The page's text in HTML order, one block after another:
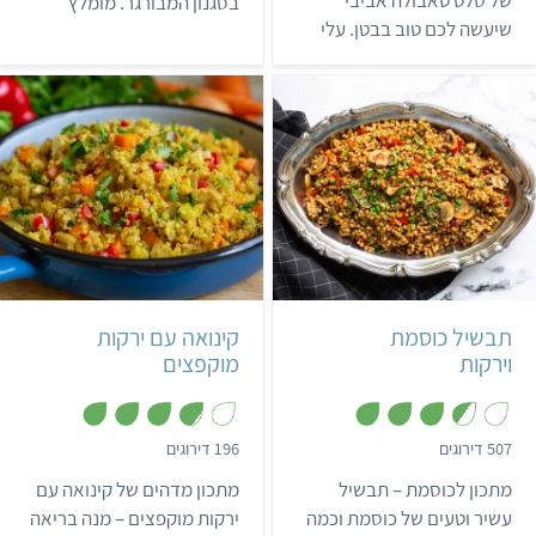
ת
ו
שיעשה לכם טוב בבטן. עלי
רעננות וצבע, ולא פחות חשוב
– הרבה ויטמינים, מינרלים
ונוגדי חמצון שהופכים את
המתכון לחגיגת בריאות.
טריים.
קל שעה 6-8 מנות
תבשיל כוסמת
וירקות
507 דירוגים
.
5
מ
ת
מתכון לכוסמת – תבשיל
עשיר וטעים של כוסמת וכמה
קל 45 דקות
5 מנות
קינואה עם ירקות
מוקפצים
196 דירוגים
.
8
מ
ת
מתכון מדהים של קינואה עם
ירקות מוקפצים – מנה בריאה